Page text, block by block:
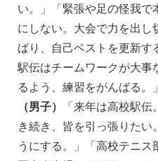
い。」「緊張や足の怪我で
にしない。大会で力を出し
ばり、自己ベストを更新す
駅伝はチームワークが大事
るよう、練習をがんばる。」
（男子）
「来年は高校駅
き続き、皆を引っ張りたい
うにする。」「高校テニ